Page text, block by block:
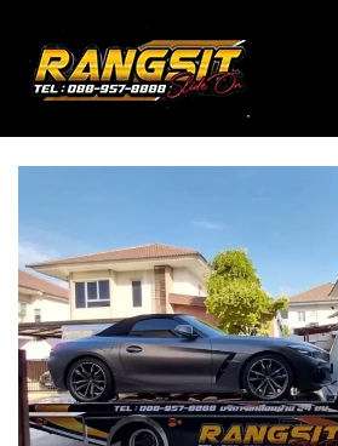
content
รถยก168 รถสไลด์รังสิต รถสไลด์ ราคาถูก